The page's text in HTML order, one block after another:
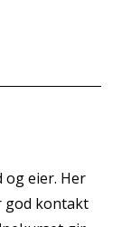
og eier. Her
god kontakt